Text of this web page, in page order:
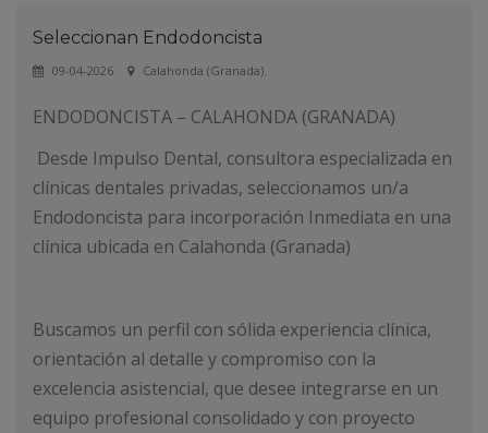
Seleccionan Endodoncista
09-04-2026 Calahonda (Granada).
ENDODONCISTA – CALAHONDA (GRANADA)
Desde Impulso Dental, consultora especializada en
clínicas dentales privadas, seleccionamos un/a
Endodoncista para incorporación Inmediata en una
clínica ubicada en Calahonda (Granada)
Buscamos un perfil con sólida experiencia clínica,
orientación al detalle y compromiso con la
excelencia asistencial, que desee integrarse en un
equipo profesional consolidado y con proyecto